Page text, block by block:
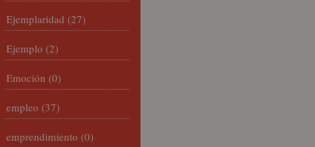
Ejemplaridad (27)
Ejemplo (2)
Emoción (0)
empleo (37)
emprendimiento (0)